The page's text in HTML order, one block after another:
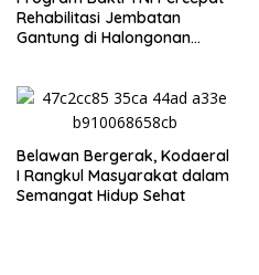
Rehabilitasi Jembatan
Gantung di Halongonan
Belawan Bergerak, Kodaeral
I Rangkul Masyarakat dalam
Semangat Hidup Sehat